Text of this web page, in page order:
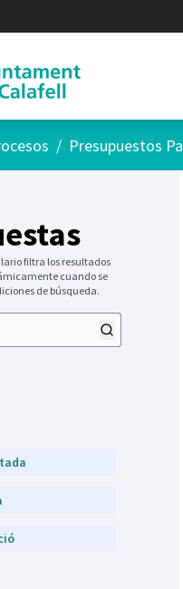
/ Presupuestos
filtra los resultados
cuando se
de búsqueda.